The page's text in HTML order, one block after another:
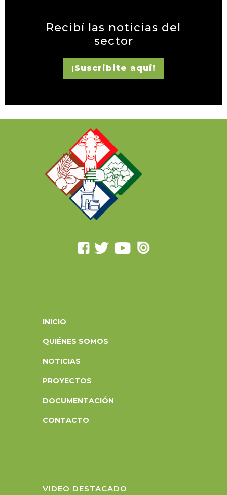
Recibí las noticias del
sector
¡Suscribite aqui!
INICIO
QUIÉNES SOMOS
NOTICIAS
PROYECTOS
DOCUMENTACIÓN
CONTACTO
VIDEO DESTACADO